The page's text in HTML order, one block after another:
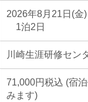
2026年8月21日(
1泊2日
川崎生涯研修セン
71,000円税込 (宿
みます)